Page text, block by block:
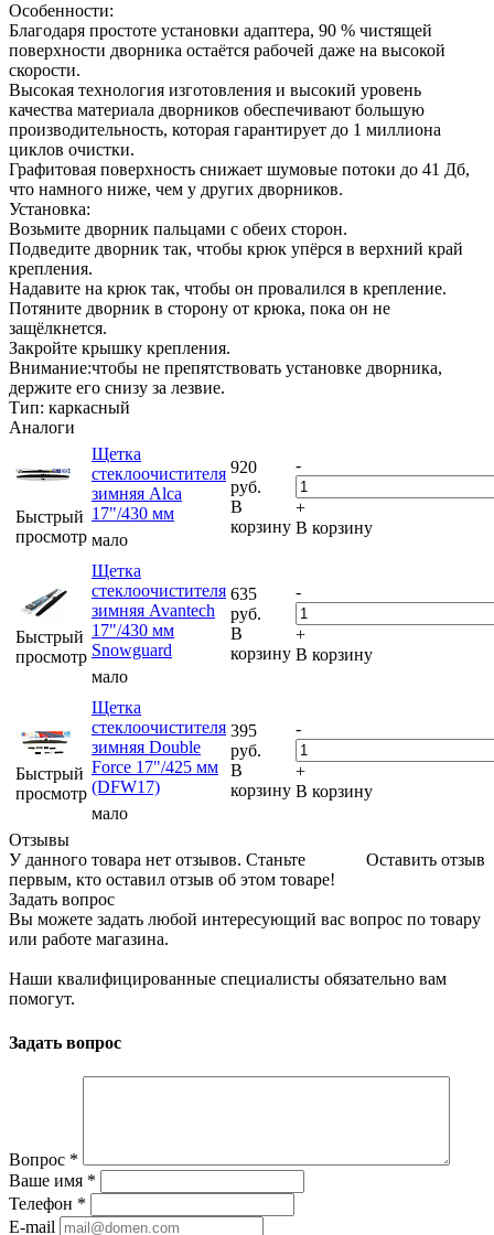
Особенности:
Благодаря простоте установки адаптера, 90 % чистящей
поверхности дворника остаётся рабочей даже на высокой
скорости.
Высокая технология изготовления и высокий уровень
качества материала дворников обеспечивают большую
производительность, которая гарантирует до 1 миллиона
циклов очистки.
Графитовая поверхность снижает шумовые потоки до 41 Дб,
что намного ниже, чем у других дворников.
Установка:
Возьмите дворник пальцами с обеих сторон.
Подведите дворник так, чтобы крюк упёрся в верхний край
крепления.
Надавите на крюк так, чтобы он провалился в крепление.
Потяните дворник в сторону от крюка, пока он не
защёлкнется.
Закройте крышку крепления.
Внимание:чтобы не препятствовать установке дворника,
держите его снизу за лезвие.
Тип: каркасный
Аналоги
Быстрый
просмотр
Щетка
стеклоочистителя
зимняя Alca
17"/430 мм
мало
920
руб.
В
корзину
-
+
В корзину
Быстрый
просмотр
Щетка
стеклоочистителя
зимняя Avantech
17"/430 мм
Snowguard
мало
635
руб.
В
корзину
-
+
В корзину
Быстрый
просмотр
Щетка
стеклоочистителя
зимняя Double
Force 17"/425 мм
(DFW17)
мало
395
руб.
В
корзину
-
+
В корзину
Отзывы
Оставить отзыв
У данного товара нет отзывов. Станьте
первым, кто оставил отзыв об этом товаре!
Задать вопрос
Вы можете задать любой интересующий вас вопрос по товару
или работе магазина.
Наши квалифицированные специалисты обязательно вам
помогут.
Задать вопрос
Вопрос *
Ваше имя *
Телефон *
E-mail